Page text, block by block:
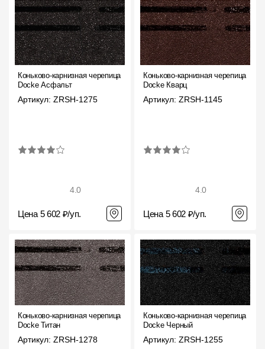
Коньково-карнизная черепица
Docke Асфальт
Артикул: ZRSH-1275
4.0
Цена 5 602 ₽/уп.
Коньково-карнизная черепица
Docke Кварц
Артикул: ZRSH-1145
4.0
Цена 5 602 ₽/уп.
Коньково-карнизная черепица
Docke Титан
Артикул: ZRSH-1278
Коньково-карнизная черепица
Docke Черный
Артикул: ZRSH-1255